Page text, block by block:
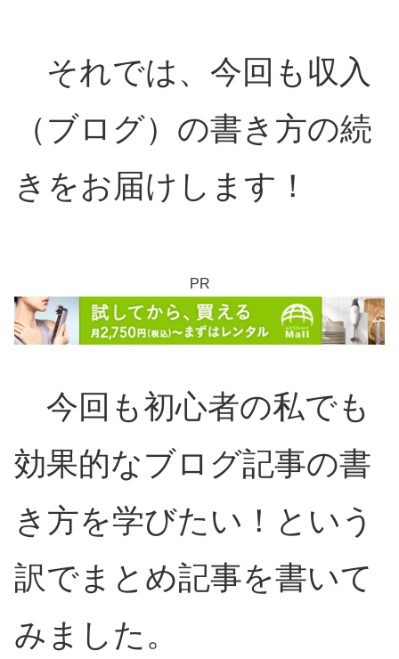
それでは、今回も収入
（ブログ）の書き方の続
きをお届けします！
PR
今回も初心者の私でも
効果的なブログ記事の書
き方を学びたい！という
訳でまとめ記事を書いて
みました。